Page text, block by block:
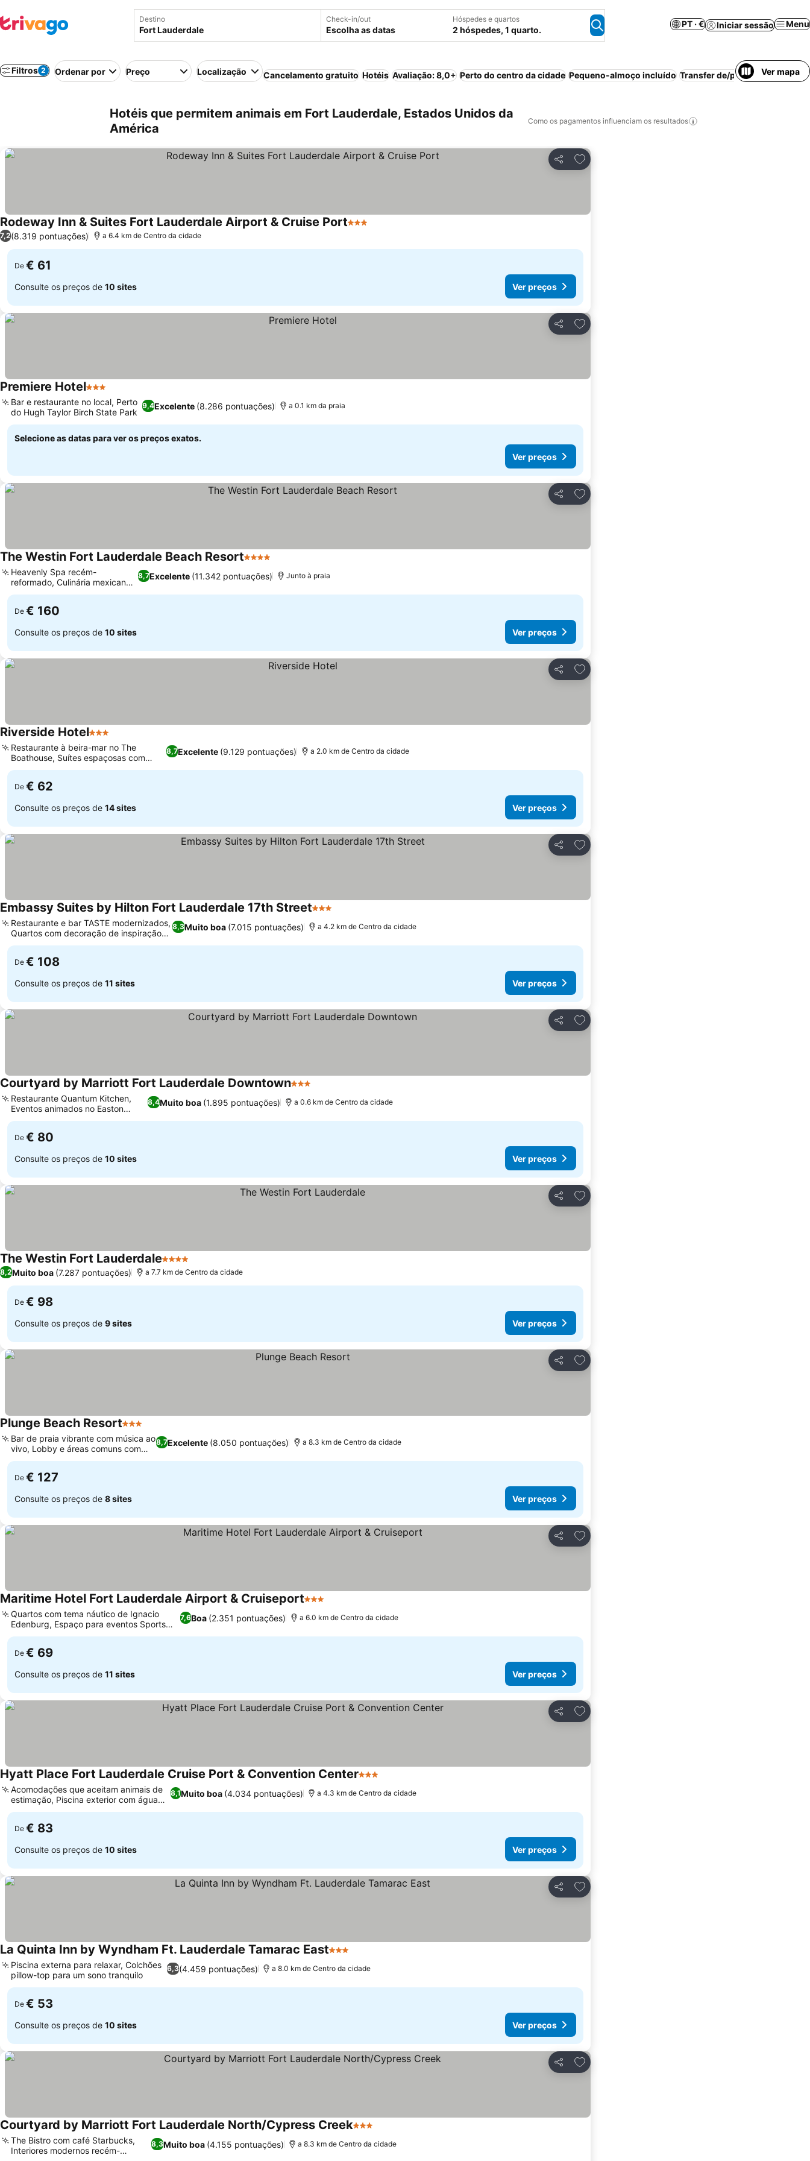
Destino Check-in/out
Escolha as datas
Hóspedes e quartos
2 hóspedes, 1 quarto.
PT · € Iniciar sessão Menu
Filtros 2 Ordenar por Preço Localização Cancelamento gratuito Hotéis Avaliação: 8,0+ Perto do centro da cidade Pequeno-almoço incluído Transfer de/para aeroporto
Ver mapa
Hotéis que permitem animais em Fort Lauderdale, Estados Unidos da
América
Como os pagamentos influenciam os resultados
Partilhar
Adicionar aos favoritos
Rodeway Inn & Suites Fort Lauderdale Airport & Cruise Port3 Estrelas
7,2(8.319 pontuações) a 6.4 km de Centro da cidade
De € 61
Consulte os preços de 10 sites Ver preços
Partilhar
Adicionar aos favoritos
Premiere Hotel3 Estrelas
9,4Excelente (8.286 pontuações)
Bar e restaurante no local, Perto
do Hugh Taylor Birch State Park
a 0.1 km da praia
Selecione as datas para ver os preços exatos.
Ver preços
Partilhar
Adicionar aos favoritos
The Westin Fort Lauderdale Beach Resort4 Estrelas
8,7Excelente (11.342 pontuações)
Heavenly Spa recém-
reformado, Culinária mexicana
premiada
Junto à praia
De € 160
Consulte os preços de 10 sites Ver preços
Partilhar
Adicionar aos favoritos
Riverside Hotel3 Estrelas
8,7Excelente (9.129 pontuações)
Restaurante à beira-mar no The
Boathouse, Suítes espaçosas com
vista para o rio
a 2.0 km de Centro da cidade
De € 62
Consulte os preços de 14 sites Ver preços
Partilhar
Adicionar aos favoritos
Embassy Suites by Hilton Fort Lauderdale 17th Street3 Estrelas
8,3Muito boa (7.015 pontuações)
Restaurante e bar TASTE modernizados,
Quartos com decoração de inspiração
tropical
a 4.2 km de Centro da cidade
De € 108
Consulte os preços de 11 sites Ver preços
Partilhar
Adicionar aos favoritos
Courtyard by Marriott Fort Lauderdale Downtown3 Estrelas
8,4Muito boa (1.895 pontuações)
Restaurante Quantum Kitchen,
Eventos animados no Easton
Rooftop
a 0.6 km de Centro da cidade
De € 80
Consulte os preços de 10 sites Ver preços
Partilhar
Adicionar aos favoritos
The Westin Fort Lauderdale4 Estrelas
8,2Muito boa (7.287 pontuações) a 7.7 km de Centro da cidade
De € 98
Consulte os preços de 9 sites Ver preços
Partilhar
Adicionar aos favoritos
Plunge Beach Resort3 Estrelas
8,7Excelente (8.050 pontuações)
Bar de praia vibrante com música ao
vivo, Lobby e áreas comuns com
arte
a 8.3 km de Centro da cidade
De € 127
Consulte os preços de 8 sites Ver preços
Partilhar
Adicionar aos favoritos
Maritime Hotel Fort Lauderdale Airport & Cruiseport3 Estrelas
7,6Boa (2.351 pontuações)
Quartos com tema náutico de Ignacio
Edenburg, Espaço para eventos Sports
Theatre
a 6.0 km de Centro da cidade
De € 69
Consulte os preços de 11 sites Ver preços
Partilhar
Adicionar aos favoritos
Hyatt Place Fort Lauderdale Cruise Port & Convention Center3 Estrelas
8,1Muito boa (4.034 pontuações)
Acomodações que aceitam animais de
estimação, Piscina exterior com água
aquecida
a 4.3 km de Centro da cidade
De € 83
Consulte os preços de 10 sites Ver preços
Partilhar
Adicionar aos favoritos
La Quinta Inn by Wyndham Ft. Lauderdale Tamarac East3 Estrelas
6,3(4.459 pontuações)
Piscina externa para relaxar, Colchões
pillow-top para um sono tranquilo
a 8.0 km de Centro da cidade
De € 53
Consulte os preços de 10 sites Ver preços
Partilhar
Adicionar aos favoritos
Courtyard by Marriott Fort Lauderdale North/Cypress Creek3 Estrelas
8,3Muito boa (4.155 pontuações)
The Bistro com café Starbucks,
Interiores modernos recém-
a 8.3 km de Centro da cidade